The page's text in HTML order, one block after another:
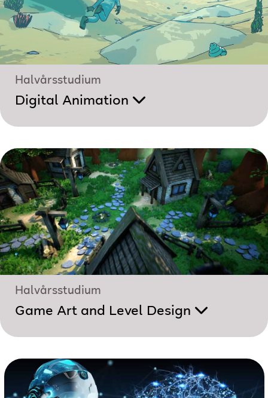
Halvårsstudium
Digital Animation
Halvårsstudium
Game Art and Level Design